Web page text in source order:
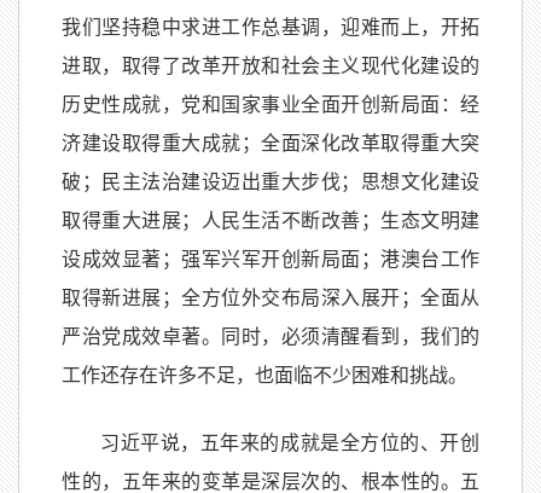
我们坚持稳中求进工作总基调，迎难而上，开拓
进取，取得了改革开放和社会主义现代化建设的
历史性成就，党和国家事业全面开创新局面：经
济建设取得重大成就；全面深化改革取得重大突
破；民主法治建设迈出重大步伐；思想文化建设
取得重大进展；人民生活不断改善；生态文明建
设成效显著；强军兴军开创新局面；港澳台工作
取得新进展；全方位外交布局深入展开；全面从
严治党成效卓著。同时，必须清醒看到，我们的
工作还存在许多不足，也面临不少困难和挑战。
习近平说，五年来的成就是全方位的、开创
性的，五年来的变革是深层次的、根本性的。五